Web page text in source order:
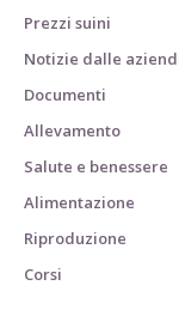
Prezzi suini
Notizie dalle
Documenti
Allevamento
Salute e benessere
Alimentazione
Riproduzione
Corsi